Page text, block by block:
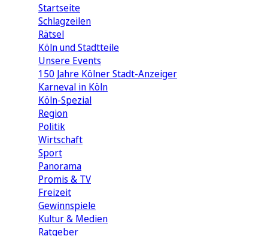
Startseite
Schlagzeilen
Rätsel
Köln und Stadtteile
Unsere Events
150 Jahre Kölner Stadt-Anzeiger
Karneval in Köln
Köln-Spezial
Region
Politik
Wirtschaft
Sport
Panorama
Promis & TV
Freizeit
Gewinnspiele
Kultur & Medien
Ratgeber